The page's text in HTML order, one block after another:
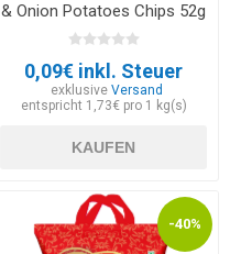
& Onion Potatoes Chips 52g
- EXP 30.05.2026
0,09€ inkl. Steuer
exklusive Versand
entspricht 1,73€ pro 1 kg(s)
KAUFEN
-40%